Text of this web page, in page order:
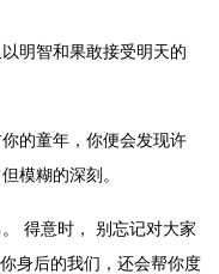
明智和果敢接受明天的
的童年，你便会发现许
模糊的深刻。
得意时， 别忘记对大家
身后的我们，还会帮你度